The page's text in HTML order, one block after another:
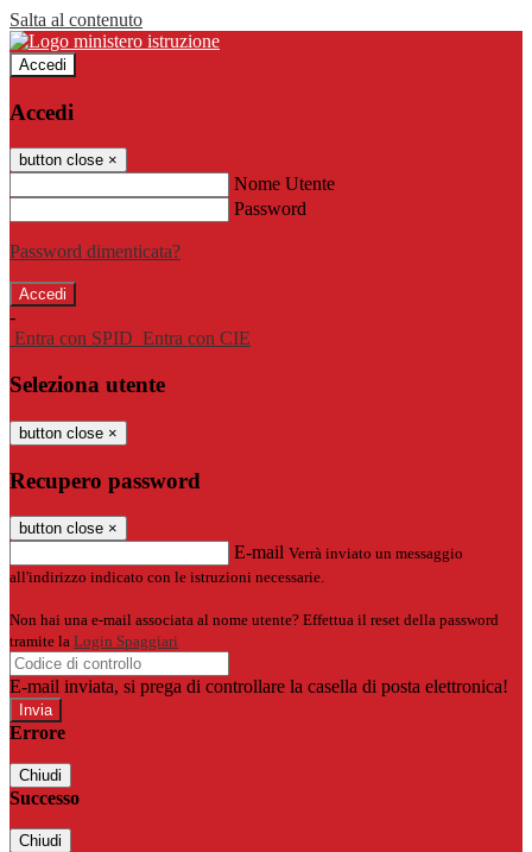
Salta al contenuto
Accedi
Accedi
button close ×
Nome Utente
Password
Password dimenticata?
-
Entra con SPID Entra con CIE
Seleziona utente
button close ×
Recupero password
button close ×
E-mail Verrà inviato un messaggio
all'indirizzo indicato con le istruzioni necessarie.
Non hai una e-mail associata al nome utente? Effettua il reset della password
tramite la Login Spaggiari
E-mail inviata, si prega di controllare la casella di posta elettronica!
Errore
Chiudi
Successo
Chiudi